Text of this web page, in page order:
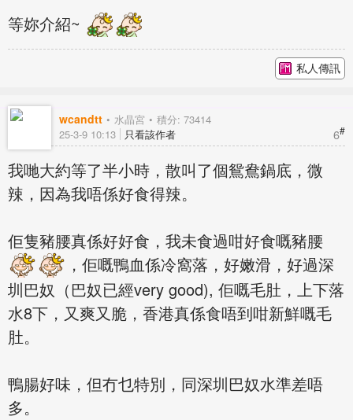
等妳介紹~
私人傳訊
wcandtt 水晶宮 積分: 73414
6#
25-3-9 10:13 只看該作者
我哋大約等了半小時，散叫了個鴛鴦鍋底，微
辣，因為我唔係好食得辣。
佢隻豬腰真係好好食，我未食過咁好食嘅豬腰
，佢嘅鴨血係冷窩落，好嫩滑，好過深
圳巴奴（巴奴已經very good), 佢嘅毛肚，上下落
水8下，又爽又脆，香港真係食唔到咁新鮮嘅毛
肚。
鴨腸好味，但冇乜特別，同深圳巴奴水準差唔
多。